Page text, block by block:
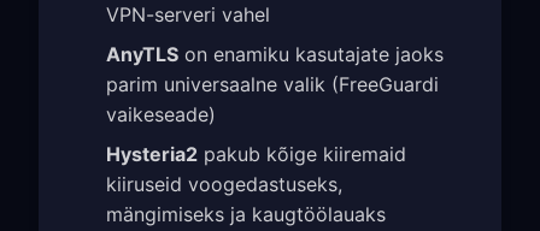
VPN-serveri vahel
AnyTLS on enamiku kasutajate jaoks
parim universaalne valik (FreeGuardi
vaikeseade)
Hysteria2 pakub kõige kiiremaid
kiiruseid voogedastuseks,
mängimiseks ja kaugtöölauaks